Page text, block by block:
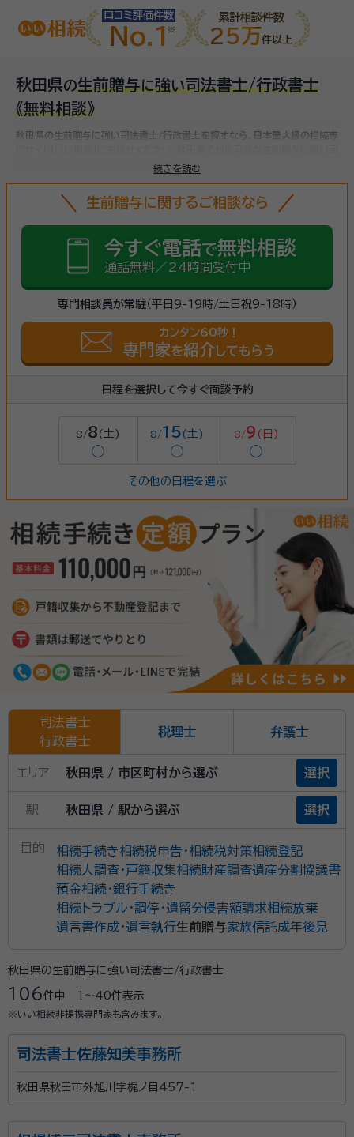
口コミ評価件数
No.1
累計相談件数
25万件以上
秋田県の生前贈与に強い司法書士/行政書士
《無料相談》
続きを読む
秋田県の生前贈与に強い司法書士/行政書士を探すなら、日本最大級の相続専
法書士/行政書士をお探しいただけます。
生前贈与に関するご相談なら
今すぐ電話で無料相談
通話無料／24時間受付中
専門相談員が常駐（平日9-19時/土日祝9-18時）
カンタン60秒！
専門家を紹介 してもらう
日程を選択して今すぐ面談予約
8/8 (土)
◯
8/15(土)
◯
8/9 (日)
◯
その他の日程を選ぶ
司法書士
行政書士
税理士 弁護士
エリア 秋田県 / 市区町村から選ぶ 選択
駅 秋田県 / 駅から選ぶ 選択
目的 相続手続き相続税申告・相続税対策相続登記
相続人調査・戸籍収集相続財産調査遺産分割協議書
預金相続・銀行手続き
相続トラブル・調停・遺留分侵害額請求相続放棄
遺言書作成・遺言執行生前贈与家族信託成年後見
秋田県の生前贈与に強い司法書士/行政書士
106件中 1〜40件表示
※いい相続非提携専門家も含みます。
司法書士佐藤知美事務所
秋田県秋田市外旭川字梶ノ目457-1